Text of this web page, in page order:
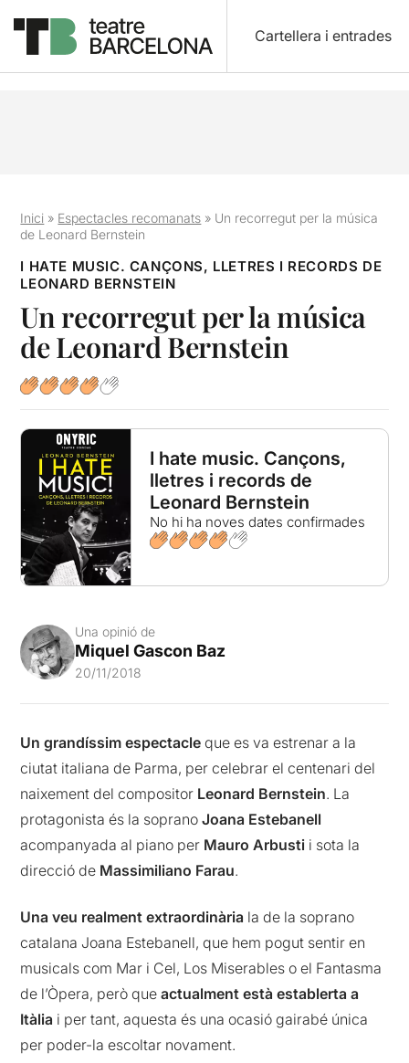
Cartellera i entrades
Inici » Espectacles recomanats » Un recorregut per la música
de Leonard Bernstein
I HATE MUSIC. CANÇONS, LLETRES I RECORDS DE
LEONARD BERNSTEIN
Un recorregut per la música
de Leonard Bernstein
I hate music. Cançons,
lletres i records de
Leonard Bernstein
No hi ha noves dates confirmades
Una opinió de
Miquel Gascon Baz
20/11/2018
Un grandíssim espectacle que es va estrenar a la
ciutat italiana de Parma, per celebrar el centenari del
naixement del compositor Leonard Bernstein. La
protagonista és la soprano Joana Estebanell
acompanyada al piano per Mauro Arbusti i sota la
direcció de Massimiliano Farau.
Una veu realment extraordinària la de la soprano
catalana Joana Estebanell, que hem pogut sentir en
musicals com Mar i Cel, Los Miserables o el Fantasma
de l’Òpera, però queactualment està establerta a
Itàlia i per tant, aquesta és una ocasió gairabé única
per poder-la escoltar novament.